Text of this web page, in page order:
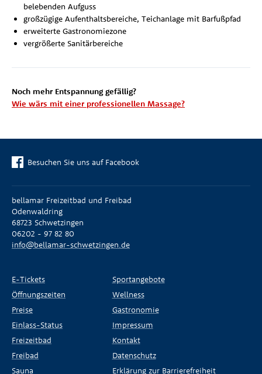
belebenden Aufguss
großzügige Aufenthaltsbereiche, Teichanlage mit Barfußpfad
erweiterte Gastronomiezone
vergrößerte Sanitärbereiche
Noch mehr Entspannung gefällig?
Wie wärs mit einer professionellen Massage?
Besuchen Sie uns auf Facebook
bellamar Freizeitbad und Freibad
Odenwaldring
68723 Schwetzingen
06202 - 97 82 80
info@bellamar-schwetzingen.de
E-Tickets
Öffnungszeiten
Preise
Einlass-Status
Freizeitbad
Freibad
Sauna
Sportangebote
Wellness
Gastronomie
Impressum
Kontakt
Datenschutz
Erklärung zur Barrierefreiheit